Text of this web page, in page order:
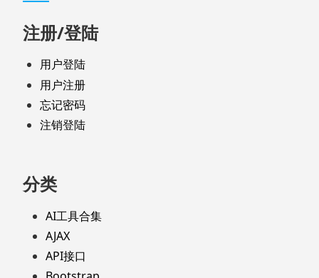
注册/登陆
用户登陆
用户注册
忘记密码
注销登陆
分类
AI工具合集
AJAX
API接口